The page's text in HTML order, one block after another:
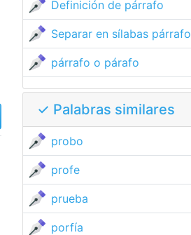
Definición de párrafo
Separar en sílabas párrafo
párrafo o párafo
✓ Palabras similares
probo
profe
prueba
porfía